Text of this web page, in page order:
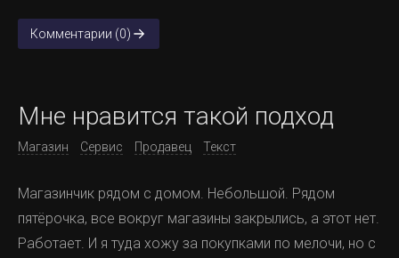
Комментарии (0)
Мне нравится такой подход
Магазин Сервис Продавец Текст
Магазинчик рядом с домом. Небольшой. Рядом
пятёрочка, все вокруг магазины закрылись, а этот нет.
Работает. И я туда хожу за покупками по мелочи, но с